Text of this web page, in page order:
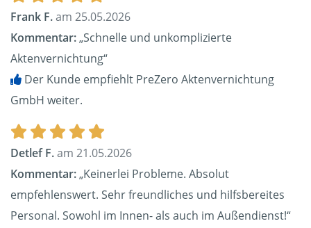
Frank F.am 25.05.2026
Kommentar:„Schnelle und unkomplizierte
Aktenvernichtung“
Der Kunde empfiehlt PreZero Aktenvernichtung
GmbH weiter.
Detlef F.am 21.05.2026
Kommentar:„Keinerlei Probleme. Absolut
empfehlenswert. Sehr freundliches und hilfsbereites
Personal. Sowohl im Innen- als auch im Außendienst!“